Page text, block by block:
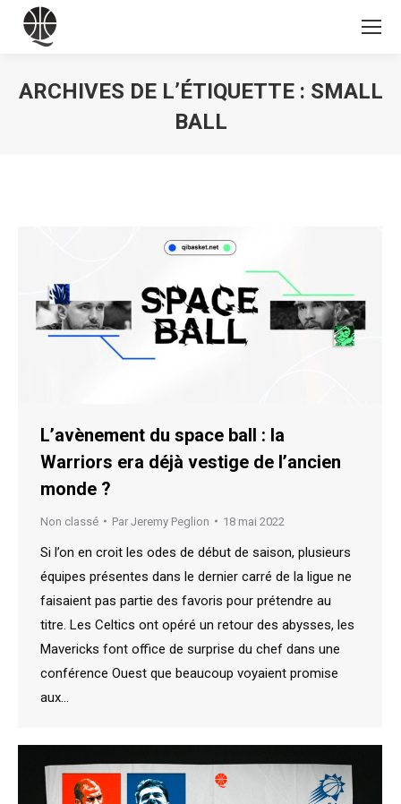
ARCHIVES DE L’ÉTIQUETTE : SMALL
BALL
L’avènement du space ball : la
Warriors era déjà vestige de l’ancien
monde ?
Non classé Par Jeremy Peglion 18 mai 2022
Si l’on en croit les odes de début de saison, plusieurs
équipes présentes dans le dernier carré de la ligue ne
faisaient pas partie des favoris pour prétendre au
titre. Les Celtics ont opéré un retour des abysses, les
Mavericks font office de surprise du chef dans une
conférence Ouest que beaucoup voyaient promise
aux…